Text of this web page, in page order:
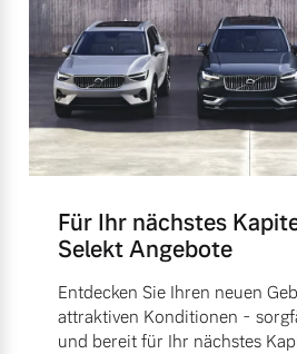
Für Ihr nächstes
Selekt Angebote
Entdecken Sie Ihren neuen
attraktiven Konditionen -
und bereit für Ihr nächstes